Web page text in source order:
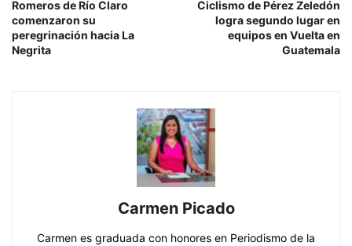
Romeros de Río Claro
comenzaron su
peregrinación hacia La
Negrita
Ciclismo de Pérez Zeledón
logra segundo lugar en
equipos en Vuelta en
Guatemala
Carmen Picado
Carmen es graduada con honores en Periodismo de la